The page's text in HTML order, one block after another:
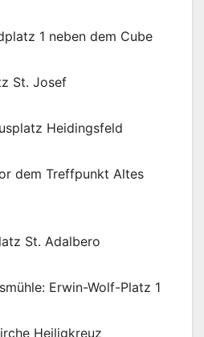
1 neben dem Cube
St. Josef
Heidingsfeld
dem Treffpunkt Altes
St. Adalbero
Erwin-Wolf-Platz 1
Heiligkreuz